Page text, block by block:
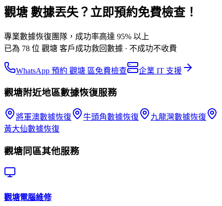
觀塘 數據丟失？立即預約免費檢查！
專業數據恢復團隊，成功率高達 95% 以上
已為 78 位 觀塘 客戶成功救回數據 · 不成功不收費
WhatsApp 預約 觀塘 區免費檢查 企業 IT 支援
觀塘附近地區數據恢復服務
將軍澳數據恢復 牛頭角數據恢復 九龍灣數據恢復
黃大仙數據恢復
觀塘同區其他服務
觀塘電腦維修